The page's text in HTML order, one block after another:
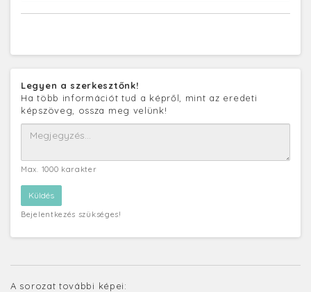
Legyen a szerkesztőnk!
Ha több információt tud a képről, mint az eredeti
képszöveg, ossza meg velünk!
Max. 1000 karakter
Bejelentkezés szükséges!
A sorozat további képei: